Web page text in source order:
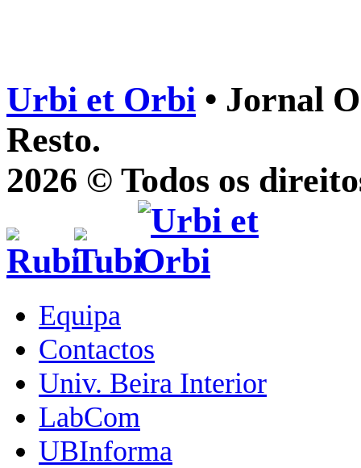
Urbi et Orbi • Jornal
Resto.
2026 © Todos os
Equipa
Contactos
Univ. Beira Interior
LabCom
UBInforma